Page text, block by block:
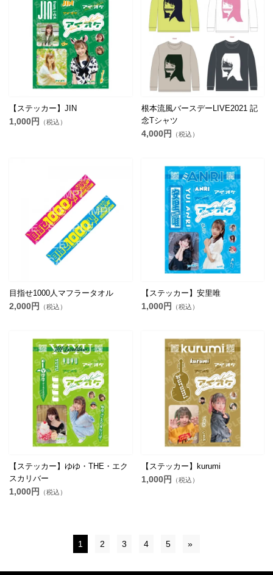
【ステッカー】JIN
1,000円 （税込）
根本流風バースデーLIVE2021 記
念Tシャツ
4,000円 （税込）
目指せ1000人マフラータオル
2,000円 （税込）
【ステッカー】安里唯
1,000円 （税込）
【ステッカー】ゆゆ・THE・エク
スカリバー
1,000円 （税込）
【ステッカー】kurumi
1,000円 （税込）
1 2 3 4 5 »